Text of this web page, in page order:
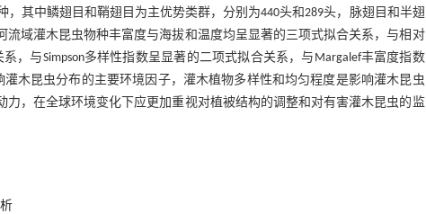
，其中鳞翅目和鞘翅目为主优势类群，分别为440头和289头，脉翅目和半翅
域灌木昆虫物种丰富度与海拔和温度均呈显著的三项式拟合关系，与相对
，与Simpson多样性指数呈显著的二项式拟合关系，与Margalef丰富度指数
木昆虫分布的主要环境因子，灌木植物多样性和均匀程度是影响灌木昆虫
，在全球环境变化下应更加重视对植被结构的调整和对有害灌木昆虫的监